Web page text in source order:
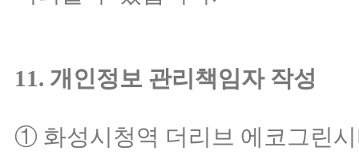
11. 개인정보 관리책임자 작성
① 화성시청역 더리브 에코그린